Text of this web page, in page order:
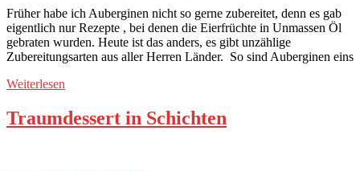
Früher habe ich Auberginen nicht so gerne zubereitet, denn es gab
eigentlich nur Rezepte , bei denen die Eierfrüchte in Unmassen Öl
gebraten wurden. Heute ist das anders, es gibt unzählige
Zubereitungsarten aus aller Herren Länder. So sind Auberginen eins
Weiterlesen
Traumdessert in Schichten